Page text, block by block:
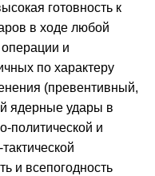
готовность к
в ходе любой
операции и
по характеру
(превентивный,
ядерные удары в
политической и
и всепогодность